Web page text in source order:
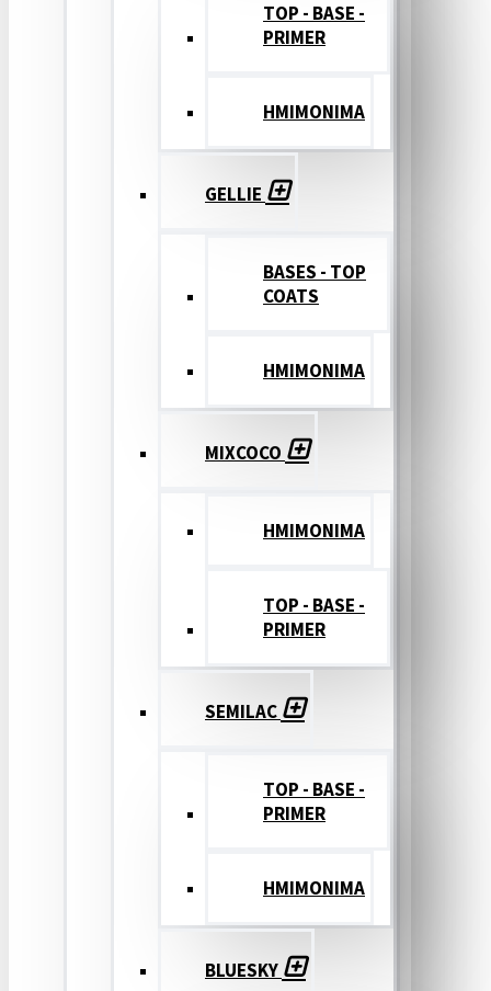
TOP - BASE -
PRIMER
ΗΜΙΜΟΝΙΜΑ
GELLIE
BASES - TOP
COATS
ΗΜΙΜΟΝΙΜΑ
MIXCOCO
HMIMONIMA
TOP - BASE -
PRIMER
SEMILAC
TOP - BASE -
PRIMER
ΗΜΙΜΟΝΙΜΑ
BLUESKY